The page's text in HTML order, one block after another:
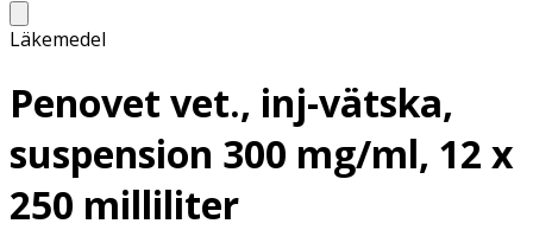
Läkemedel
Penovet vet., inj-vätska,
suspension 300 mg/ml, 12 x
250 milliliter